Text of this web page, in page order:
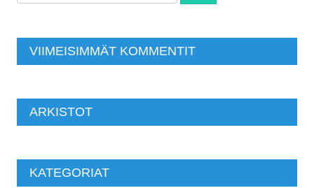
VIIMEISIMMÄT KOMMENTIT
ARKISTOT
KATEGORIAT